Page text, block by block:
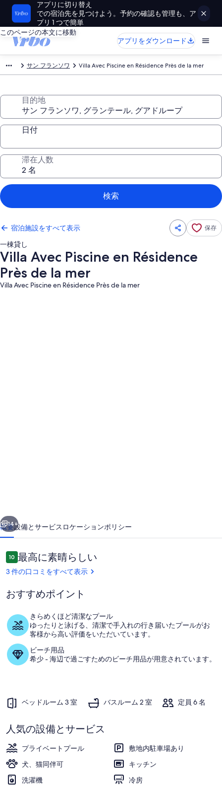
アプリに切り替え
での宿泊先を見つけよう。予約の確認も管理も、ア
プリ 1 つで簡単
このページの本文に移動
アプリをダウンロード
サン フランソワ Villa Avec Piscine en Résidence Près de la mer
目的地
日付
滞在人数
検索
宿泊施設をすべて表示 保存
一棟貸し
Villa Avec Piscine en Résidence
Près de la mer
Villa Avec Piscine en Résidence Près de la mer
mer
の
写
真
ギ
ラ
リ
ー
プール
14+
概要設備とサービス ロケーションポリシー
口
コ
ミ
1010段階中10
最高に素晴らしい
3 件の口コミをすべて表示
おすすめポイント
きらめくほど清潔なプール
ゆったりと泳げる、清潔で手入れの行き届いたプールがお
客様から高い評価をいただいています。
ビーチ用品
希少 - 海辺で過ごすためのビーチ用品が用意されています。
ベッドルーム 3 室 バスルーム 2 室 定員 6 名
人気の設備とサービス
プライベートプール
敷地内駐車場あり
犬、猫同伴可
キッチン
洗濯機
冷房